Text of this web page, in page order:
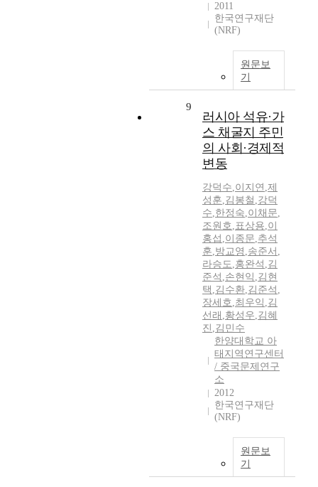
2011
한국연구재단
(NRF)
원문보
기
9
러시아 석유·가
스 채굴지 주민
의 사회·경제적
변동
강덕수,이지연 ,제
성훈,김봉철 ,강덕
수,한정숙,이채문,
조원호,표상용,이
홍섭 ,이종문,추석
훈,방교영 ,송준서 ,
라승도,홍완석 ,김
준석 ,손현익 ,김현
택 ,김수환,김준석 ,
장세호,최우익 ,김
선래 ,황성우,김혜
진 ,김민수
한양대학교 아
태지역연구센터
/ 중국문제연구
소
2012
한국연구재단
(NRF)
원문보
기